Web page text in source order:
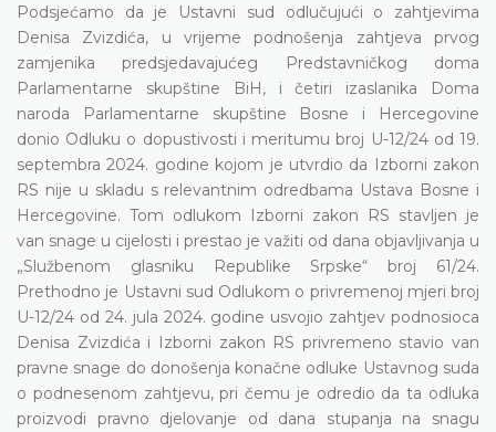
Podsjećamo da je Ustavni sud odlučujući o zahtjevima
Denisa Zvizdića, u vrijeme podnošenja zahtjeva prvog
zamjenika predsjedavajućeg Predstavničkog doma
Parlamentarne skupštine BiH, i četiri izaslanika Doma
naroda Parlamentarne skupštine Bosne i Hercegovine
donio Odluku o dopustivosti i meritumu broj U-12/24 od 19.
septembra 2024. godine kojom je utvrdio da Izborni zakon
RS nije u skladu s relevantnim odredbama Ustava Bosne i
Hercegovine. Tom odlukom Izborni zakon RS stavljen je
van snage u cijelosti i prestao je važiti od dana objavljivanja u
„Službenom glasniku Republike Srpske“ broj 61/24.
Prethodno je Ustavni sud Odlukom o privremenoj mjeri broj
U-12/24 od 24. jula 2024. godine usvojio zahtjev podnosioca
Denisa Zvizdića i Izborni zakon RS privremeno stavio van
pravne snage do donošenja konačne odluke Ustavnog suda
o podnesenom zahtjevu, pri čemu je odredio da ta odluka
proizvodi pravno djelovanje od dana stupanja na snagu